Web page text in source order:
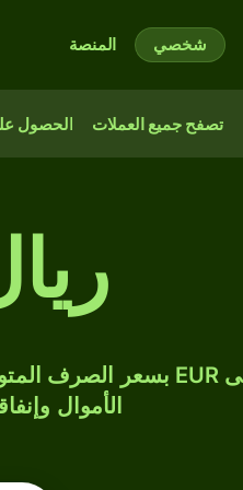
شخصي المنصة
تصفح جميع العملات الحصول
الأموال